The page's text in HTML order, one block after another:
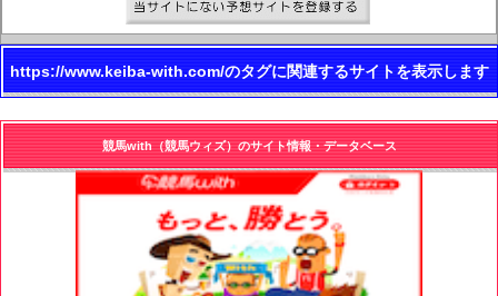
https://www.keiba-with.com/のタグに関連するサイトを表示します
競馬with（競馬ウィズ）のサイト情報・データベース